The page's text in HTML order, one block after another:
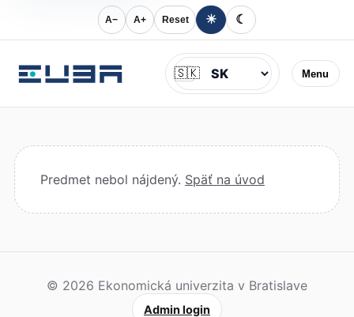
A− A+ Reset ☀ ☾
Menu
Jazyk
🇸🇰
Predmet nebol nájdený. Späť na úvod
© 2026 Ekonomická univerzita v Bratislave
Admin login